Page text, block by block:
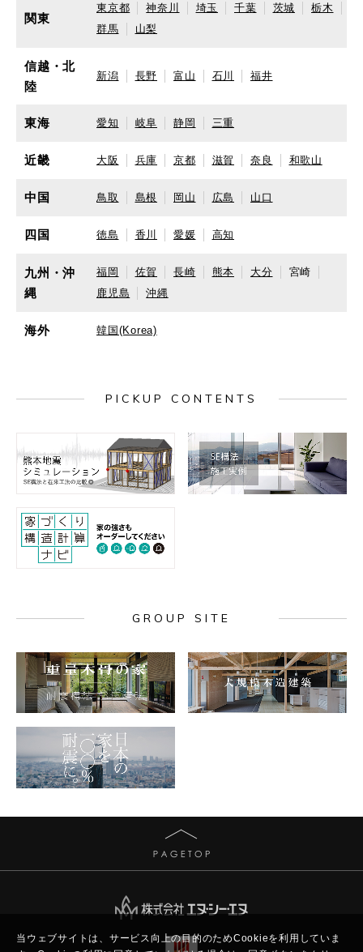
当ウェブサイトは、サービス向上の目的のためCookieを利用していま
関東
東京都 神奈川 埼玉 千葉 茨城
栃木
群馬
山梨
信越・北
陸
新潟 長野 富山 石川 福井
東海 愛知 岐阜 静岡 三重
近畿 大阪 兵庫 京都 滋賀 奈良 和歌山
中国 鳥取 島根 岡山 広島 山口
四国 徳島 香川 愛媛 高知
九州・沖
縄
福岡 佐賀 長崎 熊本 大分
宮崎
鹿児島
沖縄
海外 韓国(Korea)
PICKUP CONTENTS
GROUP SITE